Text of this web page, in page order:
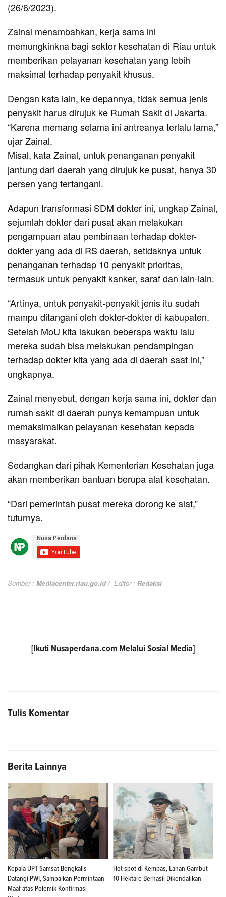
(26/6/2023).
Zainal menambahkan, kerja sama ini
memungkinkna bagi sektor kesehatan di Riau untuk
memberikan pelayanan kesehatan yang lebih
maksimal terhadap penyakit khusus.
Dengan kata lain, ke depannya, tidak semua jenis
penyakit harus dirujuk ke Rumah Sakit di Jakarta.
“Karena memang selama ini antreanya terlalu lama,”
ujar Zainal.
Misal, kata Zainal, untuk penanganan penyakit
jantung dari daerah yang dirujuk ke pusat, hanya 30
persen yang tertangani.
Adapun transformasi SDM dokter ini, ungkap Zainal,
sejumlah dokter dari pusat akan melakukan
pengampuan atau pembinaan terhadap dokter-
dokter yang ada di RS daerah, setidaknya untuk
penanganan terhadap 10 penyakit prioritas,
termasuk untuk penyakit kanker, saraf dan lain-lain.
“Artinya, untuk penyakit-penyakit jenis itu sudah
mampu ditangani oleh dokter-dokter di kabupaten.
Setelah MoU kita lakukan beberapa waktu lalu
mereka sudah bisa melakukan pendampingan
terhadap dokter kita yang ada di daerah saat ini,”
ungkapnya.
Zainal menyebut, dengan kerja sama ini, dokter dan
rumah sakit di daerah punya kemampuan untuk
memaksimalkan pelayanan kesehatan kepada
masyarakat.
Sedangkan dari pihak Kementerian Kesehatan juga
akan memberikan bantuan berupa alat kesehatan.
“Dari pemerintah pusat mereka dorong ke alat,”
tuturnya.
Sumber : Mediacenter.riau.go.id /Editor : Redaksi
[Ikuti Nusaperdana.com Melalui Sosial Media]
Tulis Komentar
Berita Lainnya
Kepala UPT Samsat Bengkalis
Datangi PWI, Sampaikan Permintaan
Maaf atas Polemik Konfirmasi
Hot spot di Kempas, Lahan Gambut
10 Hektare Berhasil Dikendalikan